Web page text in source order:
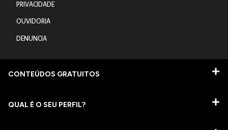
PRIVACIDADE
OUVIDORIA
DENUNCIA
CONTEÚDOS GRATUITOS
QUAL É O SEU PERFIL?